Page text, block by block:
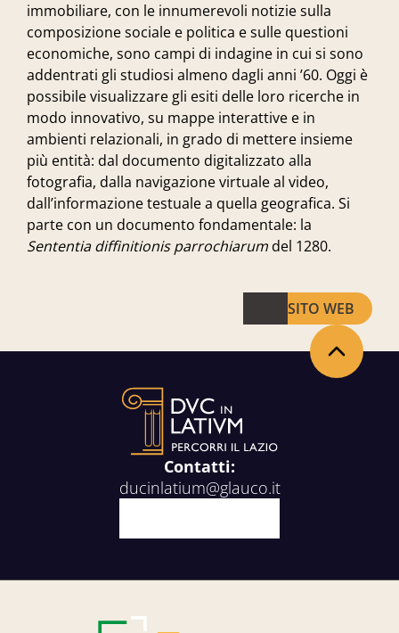
immobiliare, con le innumerevoli notizie sulla
composizione sociale e politica e sulle questioni
economiche, sono campi di indagine in cui si sono
addentrati gli studiosi almeno dagli anni ’60. Oggi è
possibile visualizzare gli esiti delle loro ricerche in
modo innovativo, su mappe interattive e in
ambienti relazionali, in grado di mettere insieme
più entità: dal documento digitalizzato alla
fotografia, dalla navigazione virtuale al video,
dall’informazione testuale a quella geografica. Si
parte con un documento fondamentale: la
Sententia diffinitionis parrochiarum del 1280.
SITO WEB
Contatti:
ducinlatium@glauco.it
Torna in alto